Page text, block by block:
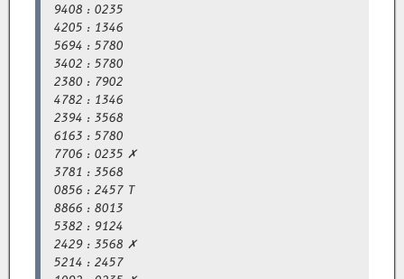
9408 : 0235
4205 : 1346
5694 : 5780
3402 : 5780
2380 : 7902
4782 : 1346
2394 : 3568
6163 : 5780
7706 : 0235 ✗
3781 : 3568
0856 : 2457 T
8866 : 8013
5382 : 9124
2429 : 3568 ✗
5214 : 2457